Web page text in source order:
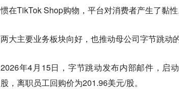
惯在TikTok Shop购物，平台对消费者产生了黏性
两大主要业务板块向好，也推动母公司字节跳动
2026年4月15日，字节跳动发布内部邮件，启
股，离职员工回购价为201.96美元/股。